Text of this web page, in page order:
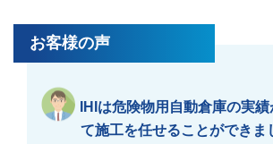
お客様の声
IHIは危険物用自動倉庫の実
て施工を任せることができま